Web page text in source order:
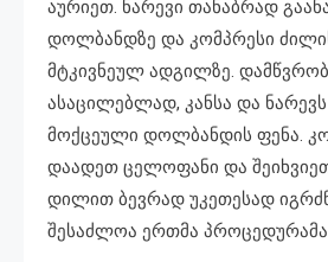
აურიეთ. ნარევი თანაბრად
დოლბანდზე და კომპრესი
მტკივნეულ ადგილზე.
ასაცილებლად, კანსა და
მოქცეული დოლბანდის ფენა.
დაადეთ ცელოფანი და
დილით ბევრად უკეთესად
შესაძლოა ერთმა